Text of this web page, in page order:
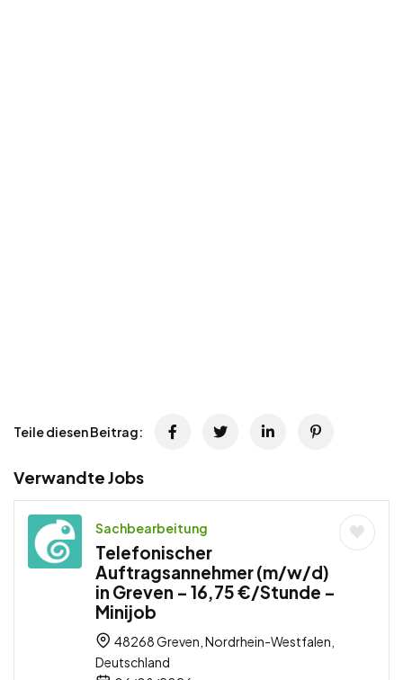
Teile diesen Beitrag:
Verwandte Jobs
Sachbearbeitung
Telefonischer
Auftragsannehmer (m/w/d)
in Greven – 16,75 €/Stunde –
Minijob
48268 Greven, Nordrhein-Westfalen,
Deutschland